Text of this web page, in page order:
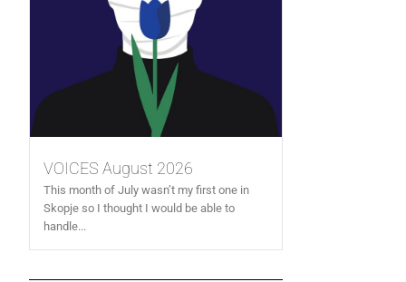
VOICES August 2026
This month of July wasn’t my first one in
Skopje so I thought I would be able to
handle...